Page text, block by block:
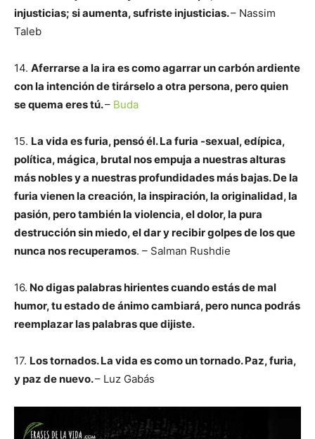
injusticias; si aumenta, sufriste injusticias.– Nassim
Taleb
14. Aferrarse a la ira es como agarrar un carbón ardiente
con la intención de tirárselo a otra persona, pero quien
se quema eres tú.– Buda
15. La vida es furia, pensó él. La furia -sexual, edípica,
política, mágica, brutal nos empuja a nuestras alturas
más nobles y a nuestras profundidades más bajas. De la
furia vienen la creación, la inspiración, la originalidad, la
pasión, pero también la violencia, el dolor, la pura
destrucción sin miedo, el dar y recibir golpes de los que
nunca nos recuperamos. – Salman Rushdie
16. No digas palabras hirientes cuando estás de mal
humor, tu estado de ánimo cambiará, pero nunca podrás
reemplazar las palabras que dijiste.
17. Los tornados. La vida es como un tornado. Paz, furia,
y paz de nuevo.– Luz Gabás